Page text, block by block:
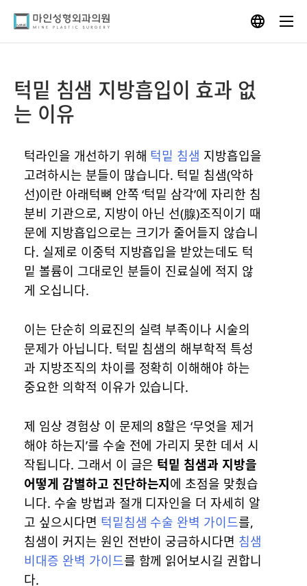
content
턱밑 침샘 지방흡입이 효과 없
는 이유
턱라인을 개선하기 위해 턱밑 침샘 지방흡입을
고려하시는 분들이 많습니다. 턱밑 침샘(악하
선)이란 아래턱뼈 안쪽 ‘턱밑 삼각’에 자리한 침
분비 기관으로, 지방이 아닌 선(腺)조직이기 때
문에 지방흡입으로는 크기가 줄어들지 않습니
다. 실제로 이중턱 지방흡입을 받았는데도 턱
밑 볼륨이 그대로인 분들이 진료실에 적지 않
게 오십니다.
이는 단순히 의료진의 실력 부족이나 시술의
문제가 아닙니다. 턱밑 침샘의 해부학적 특성
과 지방조직의 차이를 정확히 이해해야 하는
중요한 의학적 이유가 있습니다.
제 임상 경험상 이 문제의 8할은 ‘무엇을 제거
해야 하는지’를 수술 전에 가리지 못한 데서 시
작됩니다. 그래서 이 글은 턱밑 침샘과 지방을
어떻게 감별하고 진단하는지에 초점을 맞췄습
니다. 수술 방법과 절개 디자인을 더 자세히 알
고 싶으시다면 턱밑침샘 수술 완벽 가이드를,
침샘이 커지는 원인 전반이 궁금하시다면 침샘
비대증 완벽 가이드를 함께 읽어보시길 권합니
다.